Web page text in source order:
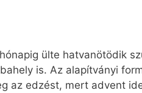
ülte hatvanötödik
is. Az alapítványi
az edzést, mert advent